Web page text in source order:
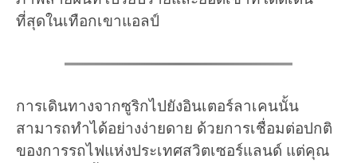
ที่สุดในเทือกเขาแอลป์
การเดินทางจากซูริกไปยังอินเตอร์ลาเคนนั้น
สามารถทำได้อย่างง่ายดาย ด้วยการเชื่อมต่อปกติ
ของการรถไฟแห่งประเทศสวิตเซอร์แลนด์ แต่คุณ